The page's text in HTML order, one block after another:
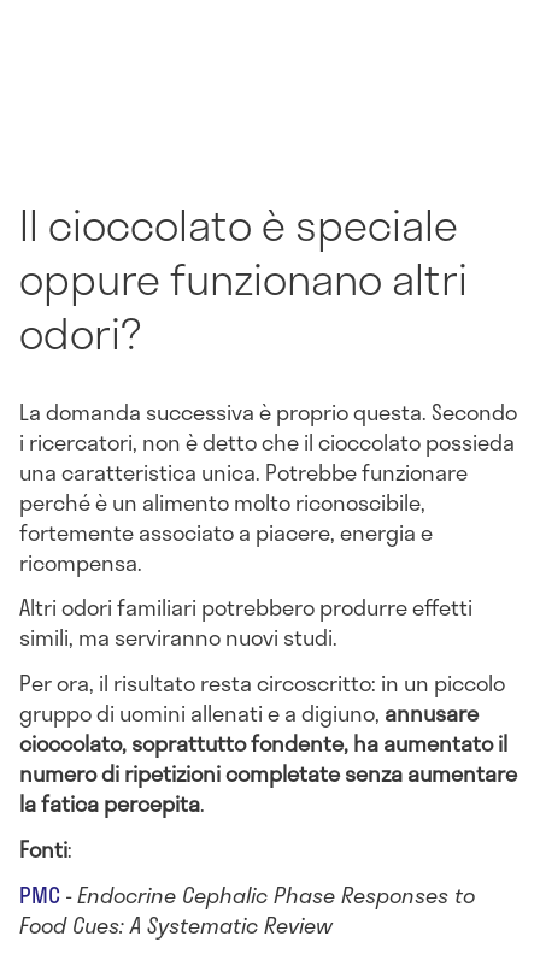
Il cioccolato è speciale
oppure funzionano altri
odori?
La domanda successiva è proprio questa. Secondo
i ricercatori, non è detto che il cioccolato possieda
una caratteristica unica. Potrebbe funzionare
perché è un alimento molto riconoscibile,
fortemente associato a piacere, energia e
ricompensa.
Altri odori familiari potrebbero produrre effetti
simili, ma serviranno nuovi studi.
Per ora, il risultato resta circoscritto: in un piccolo
gruppo di uomini allenati e a digiuno, annusare
cioccolato, soprattutto fondente, ha aumentato il
numero di ripetizioni completate senza aumentare
la fatica percepita.
Fonti:
PMC -Endocrine Cephalic Phase Responses to
Food Cues: A Systematic Review